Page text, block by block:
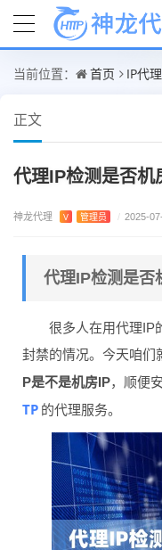
当前位置： 首页 IP代
正文
代理IP检测是否机
神龙代理 V 管理员 / 2025-
代理IP检测是否
很多人在用代理IP
封禁的情况。今天咱们
P是不是机房IP，顺便
TP 的代理服务。